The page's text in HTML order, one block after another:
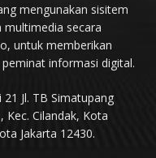
mengunakan sisitem
multimedia secara
untuk memberikan
informasi digital.
Jl. TB Simatupang
Kec. Cilandak, Kota
Jakarta 12430.